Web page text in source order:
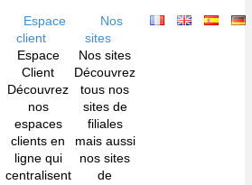
Espace
client
Espace
Client
Découvrez
nos
espaces
clients en
ligne qui
centralisent
Nos
sites
Nos sites
Découvrez
tous nos
sites de
filiales
mais aussi
nos sites
de